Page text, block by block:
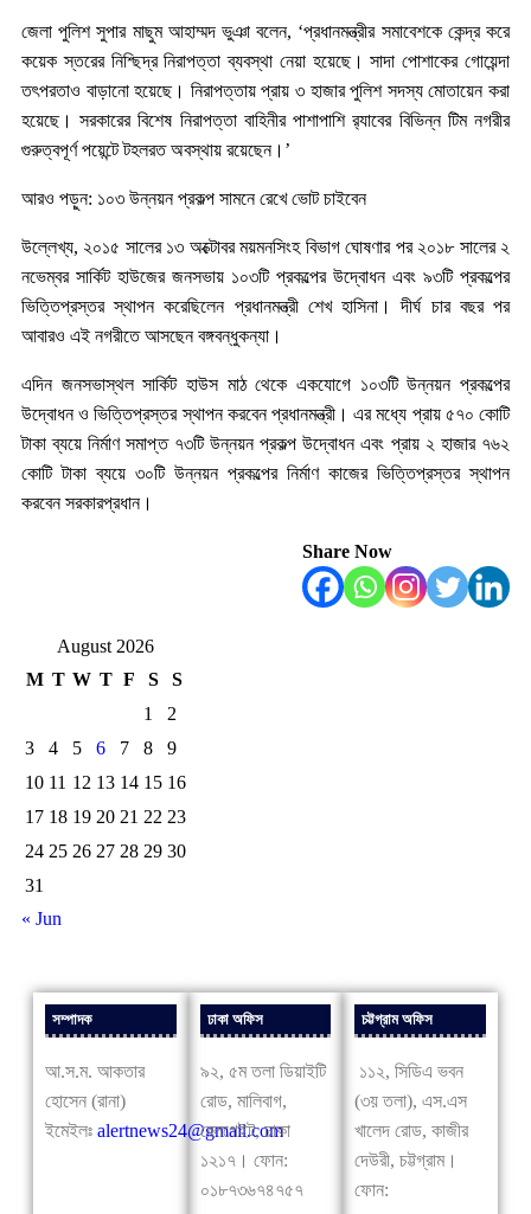
জেলা পুলিশ সুপার মাছুম আহাম্মদ ভুঞা বলেন, ‘প্রধানমন্ত্রীর সমাবেশকে কেন্দ্র করে
কয়েক স্তরের নিশ্ছিদ্র নিরাপত্তা ব্যবস্থা নেয়া হয়েছে। সাদা পোশাকের গোয়েন্দা
তৎপরতাও বাড়ানো হয়েছে। নিরাপত্তায় প্রায় ৩ হাজার পুলিশ সদস্য মোতায়েন করা
হয়েছে। সরকারের বিশেষ নিরাপত্তা বাহিনীর পাশাপাশি র‌্যাবের বিভিন্ন টিম নগরীর
গুরুত্বপূর্ণ পয়েন্টে টহলরত অবস্থায় রয়েছেন।’
আরও পড়ুন: ১০৩ উন্নয়ন প্রকল্প সামনে রেখে ভোট চাইবেন
উল্লেখ্য, ২০১৫ সালের ১৩ অক্টোবর ময়মনসিংহ বিভাগ ঘোষণার পর ২০১৮ সালের ২
নভেম্বর সার্কিট হাউজের জনসভায় ১০৩টি প্রকল্পের উদ্বোধন এবং ৯৩টি প্রকল্পের
ভিত্তিপ্রস্তর স্থাপন করেছিলেন প্রধানমন্ত্রী শেখ হাসিনা। দীর্ঘ চার বছর পর
আবারও এই নগরীতে আসছেন বঙ্গবন্ধুকন্যা।
এদিন জনসভাস্থল সার্কিট হাউস মাঠ থেকে একযোগে ১০৩টি উন্নয়ন প্রকল্পের
উদ্বোধন ও ভিত্তিপ্রস্তর স্থাপন করবেন প্রধানমন্ত্রী। এর মধ্যে প্রায় ৫৭০ কোটি
টাকা ব্যয়ে নির্মাণ সমাপ্ত ৭৩টি উন্নয়ন প্রকল্প উদ্বোধন এবং প্রায় ২ হাজার ৭৬২
কোটি টাকা ব্যয়ে ৩০টি উন্নয়ন প্রকল্পের নির্মাণ কাজের ভিত্তিপ্রস্তর স্থাপন
করবেন সরকারপ্রধান।
Share Now
August 2026
M T W T F S
S
1
2
3
4 5 6 7 8
9
10 11 12 13 14 15 16
17 18 19 20 21 22 23
24 25 26 27 28 29 30
31
« Jun
সম্পাদক
আ.স.ম. আকতার
হোসেন (রানা)
ইমেইলঃ alertnews24@gmail.com
ঢাকা অফিস
৯২, ৫ম তলা ডিয়াইটি
রোড, মালিবাগ,
রেলগেইট, ঢাকা
১২১৭। ফোন:
০১৮৭৩৬৭৪৭৫৭
চট্টগ্রাম অফিস
১১২, সিডিএ ভবন
(৩য় তলা), এস.এস
খালেদ রোড, কাজীর
দেউরী, চট্টগ্রাম।
ফোন: